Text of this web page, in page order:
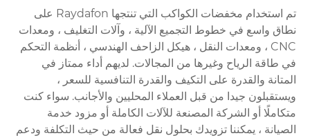
تم استخدام مخفضات الكواكب التي تنتجها Raydafon على
نطاق واسع في خطوط التجميع الآلية ، وآلات التغليف ، ومعدات
CNC ، ومعدات النقل ، هيكل الزاحف الهندسي ، أنظمة التحكم
في طاقة الرياح وغيرها من المجالات. لديهم أداء ممتاز في
المتانة والقدرة على التكيف والقدرة التنافسية للسعر ،
ويستقبلون جيدا من قبل العملاء المحليين والأجانب. سواء كنت
متكاملًا أو الشركة المصنعة للآلات الكاملة أو مزود خدمة
الصيانة ، يمكننا تزويدك بحلول نقل فعالة من حيث التكلفة ودعم